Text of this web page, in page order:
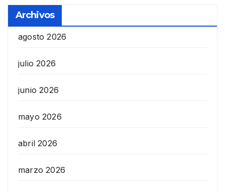
Archivos
agosto 2026
julio 2026
junio 2026
mayo 2026
abril 2026
marzo 2026